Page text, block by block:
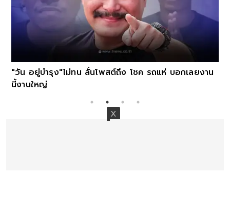
"วัน อยู่บำรุง"ไม่ทน ลั่นโพสต์ถึง โชค รถแห่ บอกเลยงาน
นี้งานใหญ่